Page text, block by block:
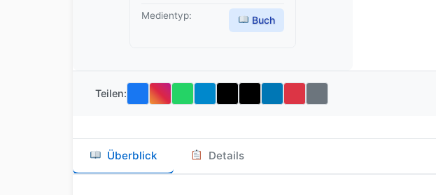
Medientyp: Buch
Teilen:
Überblick Details